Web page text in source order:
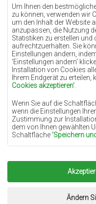
Um Ihnen den
zu können, verwenden wir
um den Inhalt der Website
anzupassen, die Nutzung
Statistiken zu erstellen und
aufrechtzuerhalten. Sie
Einstellungen ändern,
'Einstellungen ändern‘
Installation von Cookies
Ihrem Endgerät zu
Cookies akzeptieren'
Wenn Sie auf die
wenn die Einstellungen
Zustimmung zur
dem von Ihnen gewählten
Schaltfläche 'Speichern
Grundlage für die
Datenverwalters
Bereitstellung qualitativ
Website und der
seiner vertrauenswürdigen
Ändern
Copyright 2022